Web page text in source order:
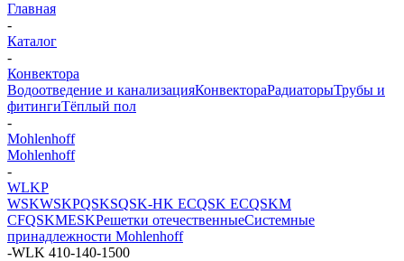
Главная
-
Каталог
-
Конвектора
Водоотведение и канализацияКонвектораРадиаторыТрубы и
фитингиТёплый пол
-
Mohlenhoff
Mohlenhoff
-
WLKP
WSKWSKPQSKSQSK-HK ECQSK ECQSKM
CFQSKMESKРешетки отечественныеСистемные
принадлежности Mohlenhoff
-WLK 410-140-1500